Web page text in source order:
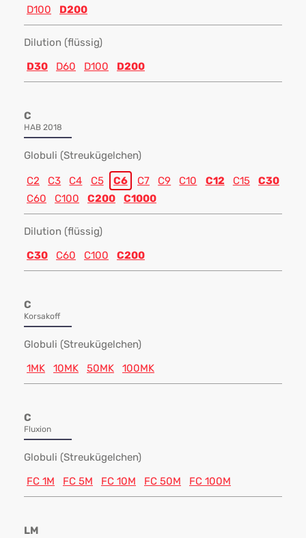
D100
D200
Dilution (flüssig)
D30
D60 D100 D200
C
HAB 2018
Globuli (Streukügelchen)
C2 C3 C4 C5 C6 C7 C9 C10 C12 C15
C30
C60
C100 C200 C1000
Dilution (flüssig)
C30
C60 C100 C200
C
Korsakoff
Globuli (Streukügelchen)
1MK
10MK 50MK 100MK
C
Fluxion
Globuli (Streukügelchen)
FC 1M
FC 5M FC 10M FC 50M FC 100M
LM